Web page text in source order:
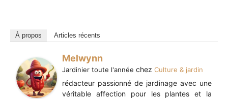
À propos Articles récents
Melwynn
Jardinier toute l'année chez Culture & jardin
rédacteur passionné de jardinage avec une
véritable affection pour les plantes et la